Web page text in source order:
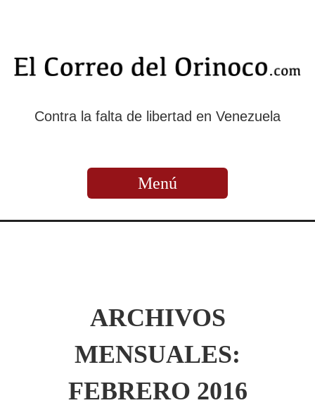
Contra la falta de libertad en Venezuela
Menú
ARCHIVOS
MENSUALES:
FEBRERO 2016